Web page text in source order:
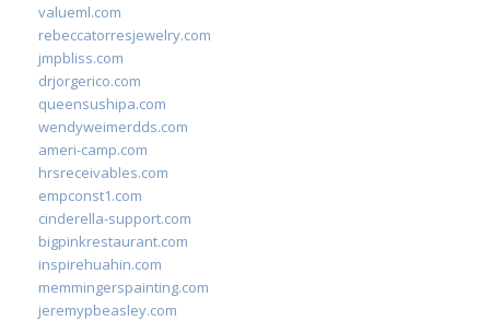
valueml.com
rebeccatorresjewelry.com
jmpbliss.com
drjorgerico.com
queensushipa.com
wendyweimerdds.com
ameri-camp.com
hrsreceivables.com
empconst1.com
cinderella-support.com
bigpinkrestaurant.com
inspirehuahin.com
memmingerspainting.com
jeremypbeasley.com